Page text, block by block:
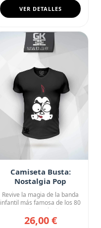
VER DETALLES
Camiseta Busta:
Nostalgia Pop
Revive la magia de la banda
infantil más famosa de los 80
con esta camiseta n...
26,00 €